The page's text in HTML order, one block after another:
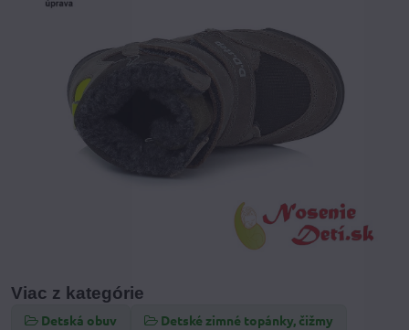
Viac z kategórie
Detská obuv
Detské zimné topánky, čižmy